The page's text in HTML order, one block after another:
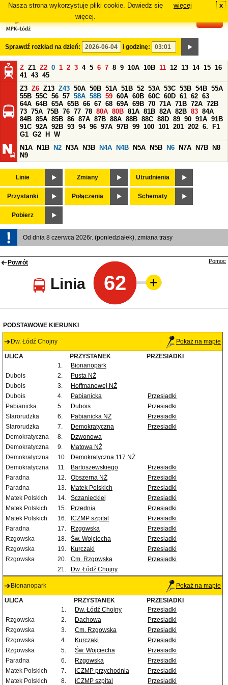
Nasza strona wykorzystuje pliki cookie. Dowiedz się
więcej.
więcej x
Sprawdź rozkład na dzień: i godzinę:
Z Z1 Z2 0 1 2 3 4 5 6 7 8 9 10A 10B 11 12 13 14 15 16
41 43 45
Z3 Z6 Z13 Z43 50A 50B 51A 51B 52 53A 53C 53B 54B 55A
55B 55C 56 57 58A 58B 59 60A 60B 60C 60D 61 62 63
64A 64B 65A 65B 66 67 68 69A 69B 70 71A 71B 72A 72B
73 75A 75B 76 77 78 80A 80B 81A 81B 82A 82B 83 84A
84B 85A 85B 86 87A 87B 88A 88B 88C 88D 89 90 91A 91B
91C 92A 92B 93 94 96 97A 97B 99 100 101 201 202 6.
F1
G1 G2 H
W
N1A
N1B N2 N3A N3B N4A N4B N5A N5B N6 N7A N7B
N8
N9
Linie Zmiany Utrudnienia
Przystanki Połączenia Schematy
Pobierz
Od dnia 8 czerwca 2026r. (poniedziałek), zmiana trasy
Powrót
Linia 62
Pomoc
PODSTAWOWE KIERUNKI
Dw. Łódź Chojny Pokaż na mapie
ULICA PRZYSTANEK
PRZESIADKI
1.
Bionanopark
Dubois
2.
Pusta NŻ
Dubois
3.
Hoffmanowej NŻ
Dubois
4. Pabianicka
Przesiadki
Pabianicka
5. Dubois
Przesiadki
Starorudzka
6. Pabianicka NŻ
Przesiadki
Starorudzka
7. Demokratyczna
Przesiadki
Demokratyczna
8.
Dzwonowa
Demokratyczna
9.
Matowa NŻ
Demokratyczna
10.
Demokratyczna 117 NŻ
Demokratyczna
11. Bartoszewskiego
Przesiadki
Paradna
12. Obszerna NŻ
Przesiadki
Paradna
13. Matek Polskich
Przesiadki
Matek Polskich
14. Sczanieckiej
Przesiadki
Matek Polskich
15. Przednia
Przesiadki
Matek Polskich
16. ICZMP szpital
Przesiadki
Paradna
17. Rzgowska
Przesiadki
Rzgowska
18. Św. Wojciecha
Przesiadki
Rzgowska
19. Kurczaki
Przesiadki
Rzgowska
20. Cm. Rzgowska
Przesiadki
21.
Dw. Łódź Chojny
Bionanopark Pokaż na mapie
ULICA PRZYSTANEK
PRZESIADKI
1.
Dw. Łódź Chojny
Przesiadki
Rzgowska
2. Dachowa
Przesiadki
Rzgowska
3. Cm. Rzgowska
Przesiadki
Rzgowska
4. Kurczaki
Przesiadki
Rzgowska
5. Św. Wojciecha
Przesiadki
Paradna
6. Rzgowska
Przesiadki
Matek Polskich
7. ICZMP przychodnia
Przesiadki
Matek Polskich
8. ICZMP szpital Przesiadki